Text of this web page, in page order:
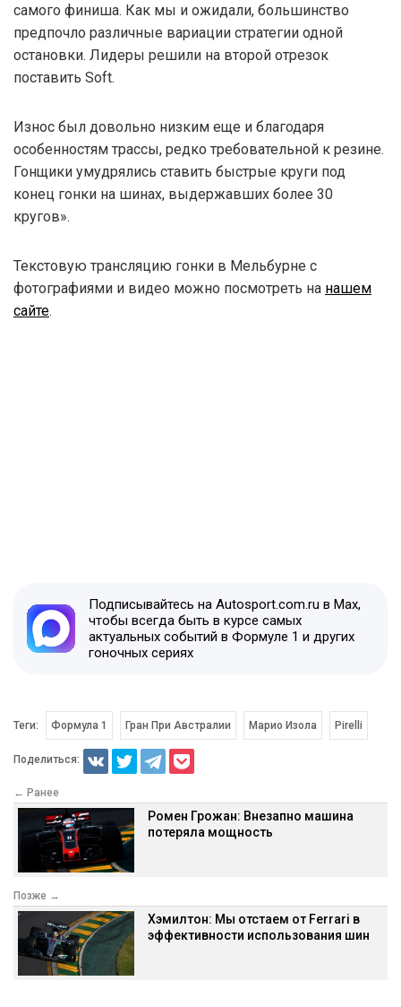
самого финиша. Как мы и ожидали, большинство
предпочло различные вариации стратегии одной
остановки. Лидеры решили на второй отрезок
поставить Soft.
Износ был довольно низким еще и благодаря
особенностям трассы, редко требовательной к резине.
Гонщики умудрялись ставить быстрые круги под
конец гонки на шинах, выдержавших более 30
кругов».
Текстовую трансляцию гонки в Мельбурне с
фотографиями и видео можно посмотреть на нашем
сайте.
Подписывайтесь на Autosport.com.ru в Max,
чтобы всегда быть в курсе самых
актуальных событий в Формуле 1 и других
гоночных сериях
Теги: Формула 1 Гран При Австралии Марио Изола Pirelli
Поделиться:
← Ранее
Ромен Грожан: Внезапно машина
потеряла мощность
Позже →
Хэмилтон: Мы отстаем от Ferrari в
эффективности использования шин